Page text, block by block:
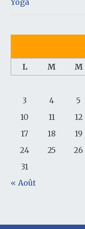
L M M
3
4 5
10
11 12
17
18 19
24
25 26
31
« Août